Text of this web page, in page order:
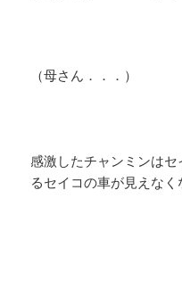
（母さん．．．）
感激したチャンミンは
るセイコの車が見えなく